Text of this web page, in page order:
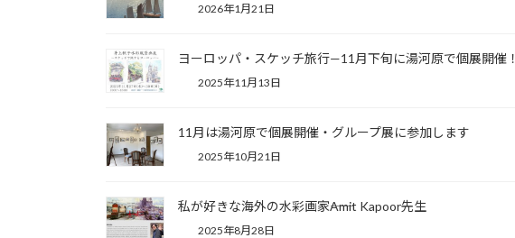
2026年1月21日
ヨーロッパ・スケッチ旅行—11月下旬に湯河原で個展開催！
2025年11月13日
11月は湯河原で個展開催・グループ展に参加します
2025年10月21日
私が好きな海外の水彩画家――Amit Kapoor先生
2025年8月28日